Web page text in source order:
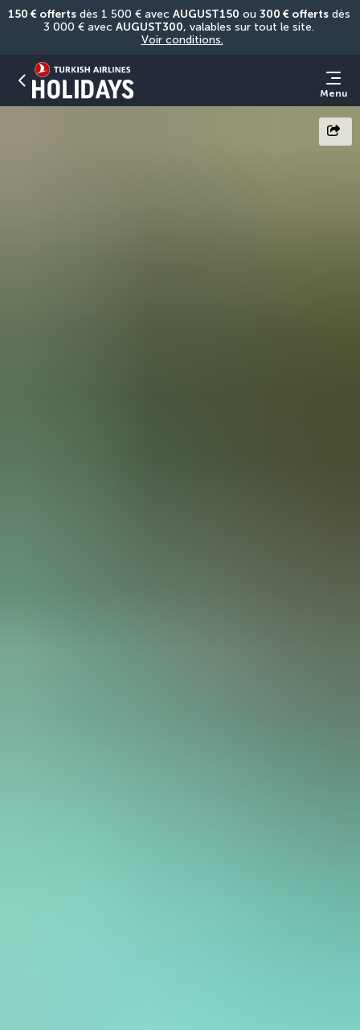
150 € offerts dès 1 500 € avec AUGUST150 ou 300 € offerts dès
3 000 € avec AUGUST300
Voir conditions.
Menu